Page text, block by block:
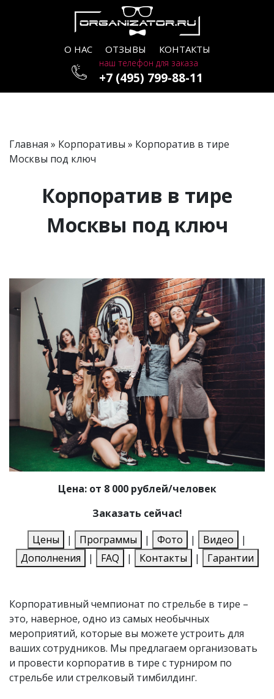
О НАС ОТЗЫВЫ КОНТАКТЫ
наш телефон для заказа
+7 (495) 799-88-11
Главная » Корпоративы » Корпоратив в тире
Москвы под ключ
Корпоратив в тире
Москвы под ключ
Цена: от 8 000 рублей/человек
Заказать сейчас!
Цены
| Программы | Фото | Видео
|
Дополнения
| FAQ | Контакты | Гарантии
Корпоративный чемпионат по стрельбе в тире –
это, наверное, одно из самых необычных
мероприятий, которые вы можете устроить для
ваших сотрудников. Мы предлагаем организовать
и провести корпоратив в тире с турниром по
стрельбе или стрелковый тимбилдинг.